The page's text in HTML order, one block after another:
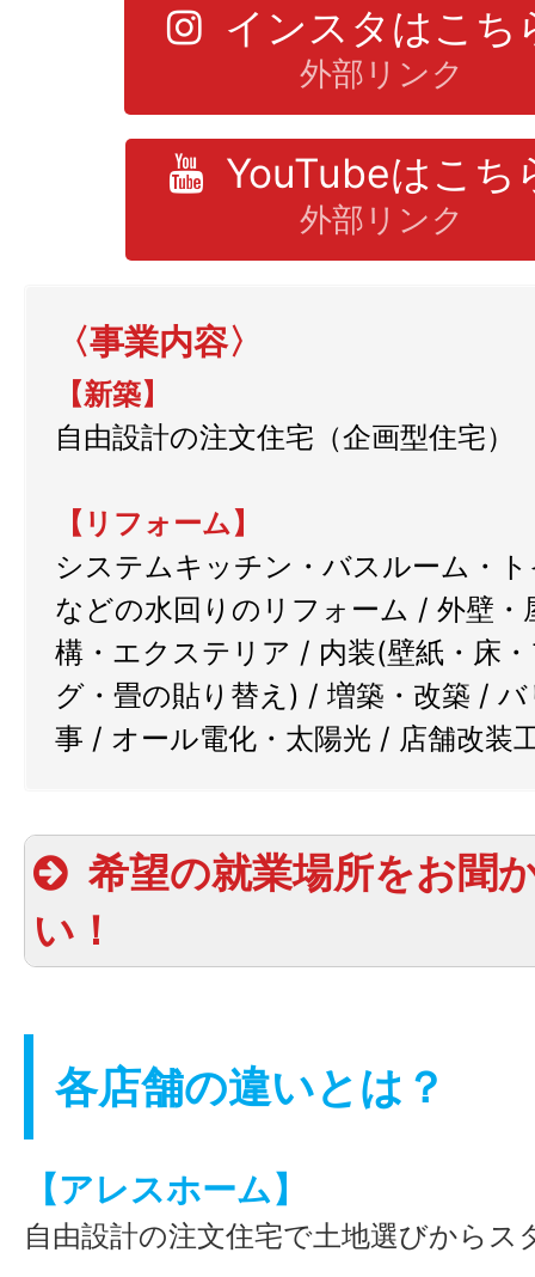
インスタはこち
外部リンク
YouTubeはこち
外部リンク
〈事業内容〉
【新築】
自由設計の注文住宅（企画型住宅）
【リフォーム】
システムキッチン・バスルーム・
などの水回りのリフォーム / 外壁・
構・エクステリア / 内装(壁紙・床
グ・畳の貼り替え) / 増築・改築 /
事 / オール電化・太陽光 / 店舗改
希望の就業場所をお聞
い！
各店舗の違いとは？
【アレスホーム】
自由設計の注文住宅で土地選びからス